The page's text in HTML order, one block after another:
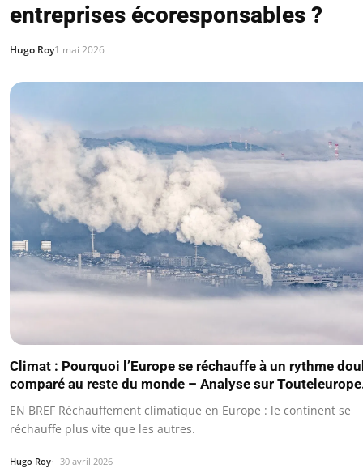
entreprises écoresponsables ?
Hugo Roy1 mai 2026
Climat : Pourquoi l’Europe se réchauffe à un rythme
comparé au reste du monde – Analyse sur
EN BREF Réchauffement climatique en Europe : le continent se
réchauffe plus vite que les autres.
Hugo Roy 30 avril 2026